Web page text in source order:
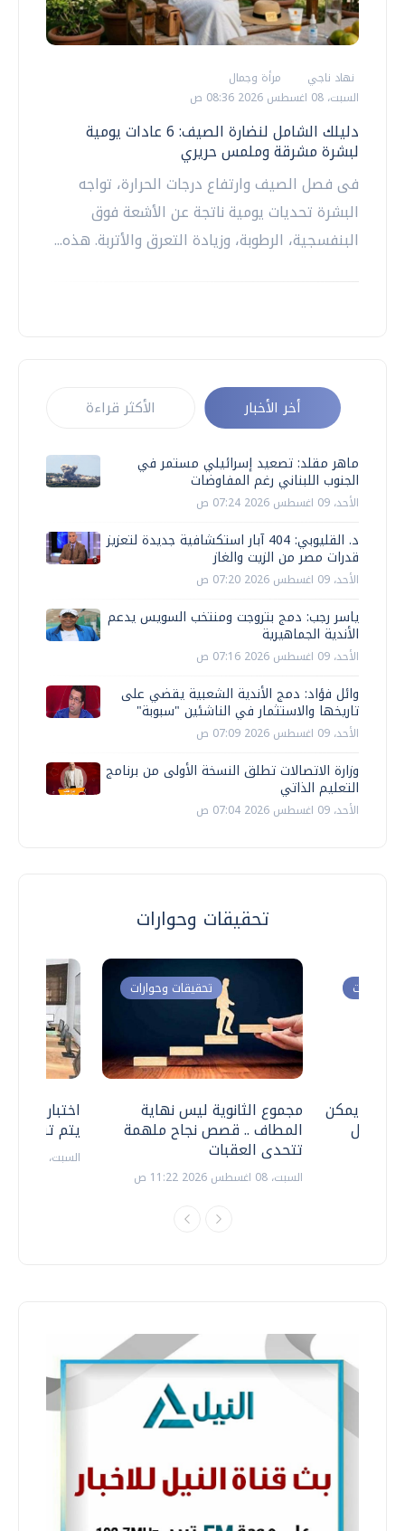
نهاد ناجي
مرأة وجمال
السبت، 08 اغسطس 2026 08:36 ص
دليلك الشامل لنضارة الصيف: 6 عادات يومية
لبشرة مشرقة وملمس حريري
​فى فصل الصيف وارتفاع درجات الحرارة، تواجه
البشرة تحديات يومية ناتجة عن الأشعة فوق
البنفسجية، الرطوبة، وزيادة التعرق والأتربة. هذه...
أخر الأخبار الأكثر قراءة
ماهر مقلد: تصعيد إسرائيلي مستمر في
الجنوب اللبناني رغم المفاوضات
الأحد، 09 اغسطس 2026 07:24 ص
د. القليوبي: 404 آبار استكشافية جديدة لتعزيز
قدرات مصر من الزيت والغاز
الأحد، 09 اغسطس 2026 07:20 ص
ياسر رجب: دمج بتروجت ومنتخب السويس يدعم
الأندية الجماهيرية
الأحد، 09 اغسطس 2026 07:16 ص
وائل فؤاد: دمج الأندية الشعبية يقضي على
تاريخها والاستثمار في الناشئين "سبوبة"
الأحد، 09 اغسطس 2026 07:09 ص
وزارة الاتصالات تطلق النسخة الأولى من برنامج
التعليم الذاتي
الأحد، 09 اغسطس 2026 07:04 ص
تحقيقات وحوارات
اختبارات
يتم
السبت، 18 يوليو 2026 09:22 ص
تحقيقات وحوارات
مجموع الثانوية ليس نهاية
المطاف .. قصص نجاح ملهمة
تتحدى العقبات
السبت، 08 اغسطس 2026 11:22 ص
وحوارات
.. هل يمكن
نتعامل